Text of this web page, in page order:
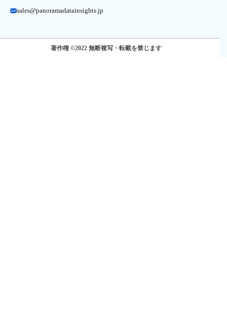
sales@panoramadatainsights.jp
著作権 ©2022 無断複写・転載を禁じます